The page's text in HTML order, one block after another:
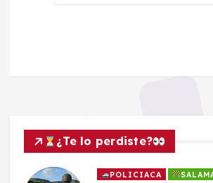
¿Te lo perdiste?
POLICIACA